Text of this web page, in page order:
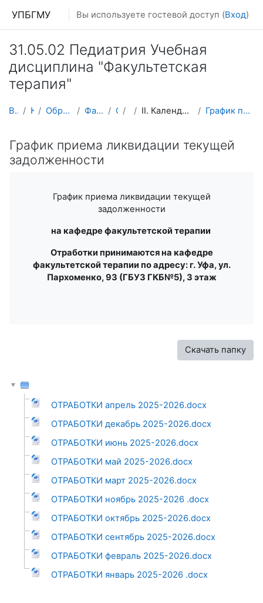
УПБГМУ Вы используете гостевой доступ (Вход)
31.05.02 Педиатрия Учебная
дисциплина "Факультетская
терапия"
В начало Кафедры Образование 2025-2026 уч.год Факультетской терапии О курсе ПФТ II. Календарно-тематические планы лекций и практич... График приема ликвидации текущей задолженности
График приема ликвидации текущей
задолженности
График приема ликвидации текущей
задолженности
на кафедре факультетской терапии
Отработки принимаются на кафедре
факультетской терапии по адресу: г. Уфа, ул.
Пархоменко, 93 (ГБУЗ ГКБ№5), 3 этаж
Скачать папку
ОТРАБОТКИ апрель 2025-2026.docx
ОТРАБОТКИ декабрь 2025-2026.docx
ОТРАБОТКИ июнь 2025-2026.docx
ОТРАБОТКИ май 2025-2026.docx
ОТРАБОТКИ март 2025-2026.docx
ОТРАБОТКИ ноябрь 2025-2026 .docx
ОТРАБОТКИ октябрь 2025-2026.docx
ОТРАБОТКИ сентябрь 2025-2026.docx
ОТРАБОТКИ февраль 2025-2026.docx
ОТРАБОТКИ январь 2025-2026 .docx